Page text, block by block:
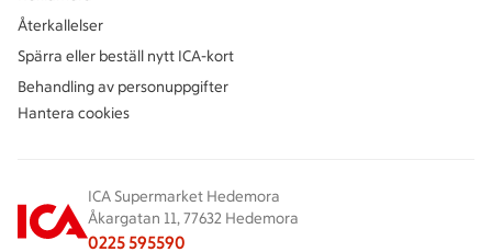
Återkallelser
Spärra eller beställ nytt ICA-kort
Behandling av personuppgifter
Hantera cookies
ICA Supermarket Hedemora
Åkargatan 11, 77632 Hedemora
0225 595590